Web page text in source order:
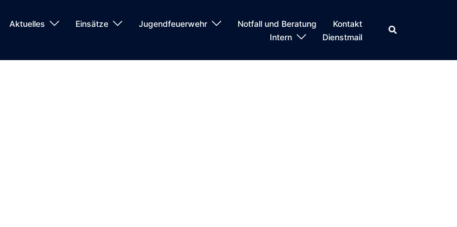
Aktuelles Einsätze Jugendfeuerwehr Notfall und Beratung
Kontakt
Intern
Dienstmail
Suche